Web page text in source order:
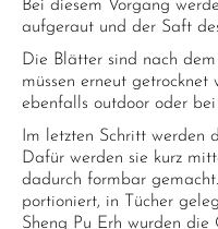
Bei diesem Vorgang
aufgeraut und der Saft
Die Blätter sind nach
müssen erneut getrocknet
ebenfalls outdoor oder
Im letzten Schritt werden
Dafür werden sie kurz
dadurch formbar
portioniert, in Tücher
Sheng Pu Erh wurden die